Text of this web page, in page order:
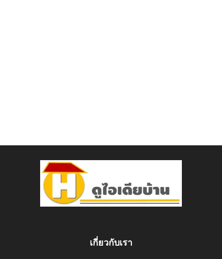
เกี่ยวกับเรา